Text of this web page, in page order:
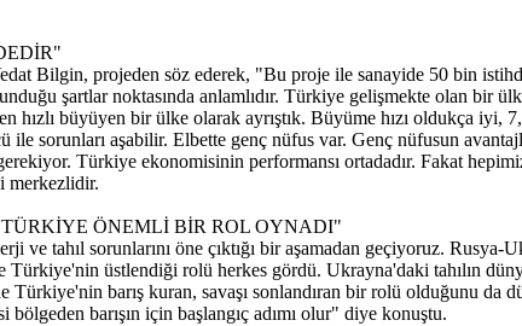
Bilgin, projeden söz ederek, "Bu proje ile sanayide 50 bin
şartlar noktasında anlamlıdır. Türkiye gelişmekte olan bir
hızlı büyüyen bir ülke olarak ayrıştık. Büyüme hızı oldukça
sorunları aşabilir. Elbette genç nüfus var. Genç nüfusun
Türkiye ekonomisinin performansı ortadadır. Fakat
merkezlidir.
ÖNEMLİ BİR ROL OYNADI"
ve tahıl sorunlarını öne çıktığı bir aşamadan geçiyoruz.
üstlendiği rolü herkes gördü. Ukrayna'daki tahılın
Türkiye'nin barış kuran, savaşı sonlandıran bir rolü olduğunu
barışın için başlangıç adımı olur" diye konuştu.